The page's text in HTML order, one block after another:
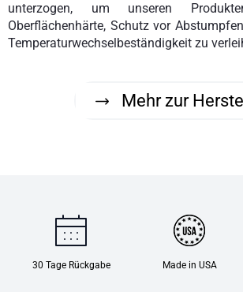
unterzogen, um unseren
Oberflächenhärte, Schutz vor
Temperaturwechselbeständigkeit zu
Mehr zur
30 Tage Rückgabe Made in USA